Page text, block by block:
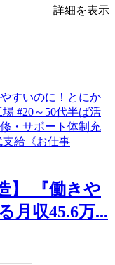
詳細を表示
】 『働きや
月収45.6万...